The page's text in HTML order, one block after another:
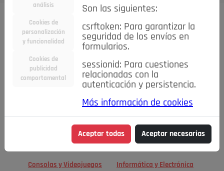
TODAS Deporte Bicicletas Deportes y Ocio
Electrodomésticos
Niños y Bebés Inmobiliaria Construcción y Reformas
Moda Accesorios Ropa Motor
Motor y Accesorios Motos Ocio
Cine, Libros y Música Coleccionismo Otros
Consolas y Videojuegos Informática y Electrónica
análisis
Cookies de
personalización
y funcionalidad
Cookies de
publicidad
comportamental
Son las siguientes:
csrftoken: Para garantizar la
seguridad de los envíos en
formularios.
sessionid: Para cuestiones
relacionadas con la
autenticación y persistencia.
Más información de cookies
Aceptar todas Aceptar necesarias